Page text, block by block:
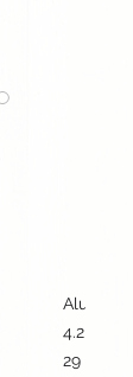
Aluminio/
4.2 cm /
29